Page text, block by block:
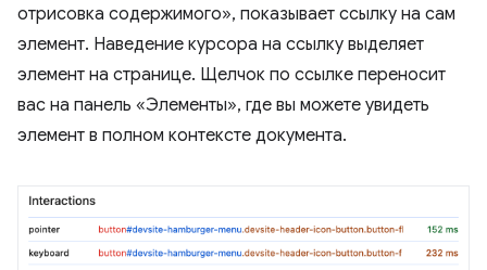
отрисовка содержимого», показывает ссылку на сам
элемент. Наведение курсора на ссылку выделяет
элемент на странице. Щелчок по ссылке переносит
вас на панель «Элементы», где вы можете увидеть
элемент в полном контексте документа.